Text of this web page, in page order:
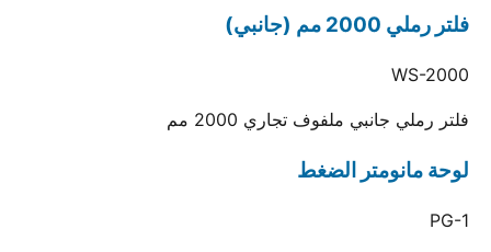
فلتر رملي 2000 مم (جانبي)
WS-2000
فلتر رملي جانبي ملفوف تجاري 2000 مم
لوحة مانومتر الضغط
PG-1